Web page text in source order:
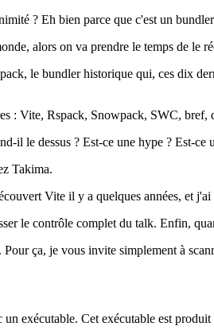
? Eh bien parce que c'est un
alors on va prendre le temps de le
le bundler historique qui, ces dix
: Vite, Rspack, Snowpack, SWC, bref,
il le dessus ? Est-ce une hype ? Est-
Takima.
Vite il y a quelques années, et
le contrôle complet du talk. Enfin,
ça, je vous invite simplement à
exécutable. Cet exécutable est